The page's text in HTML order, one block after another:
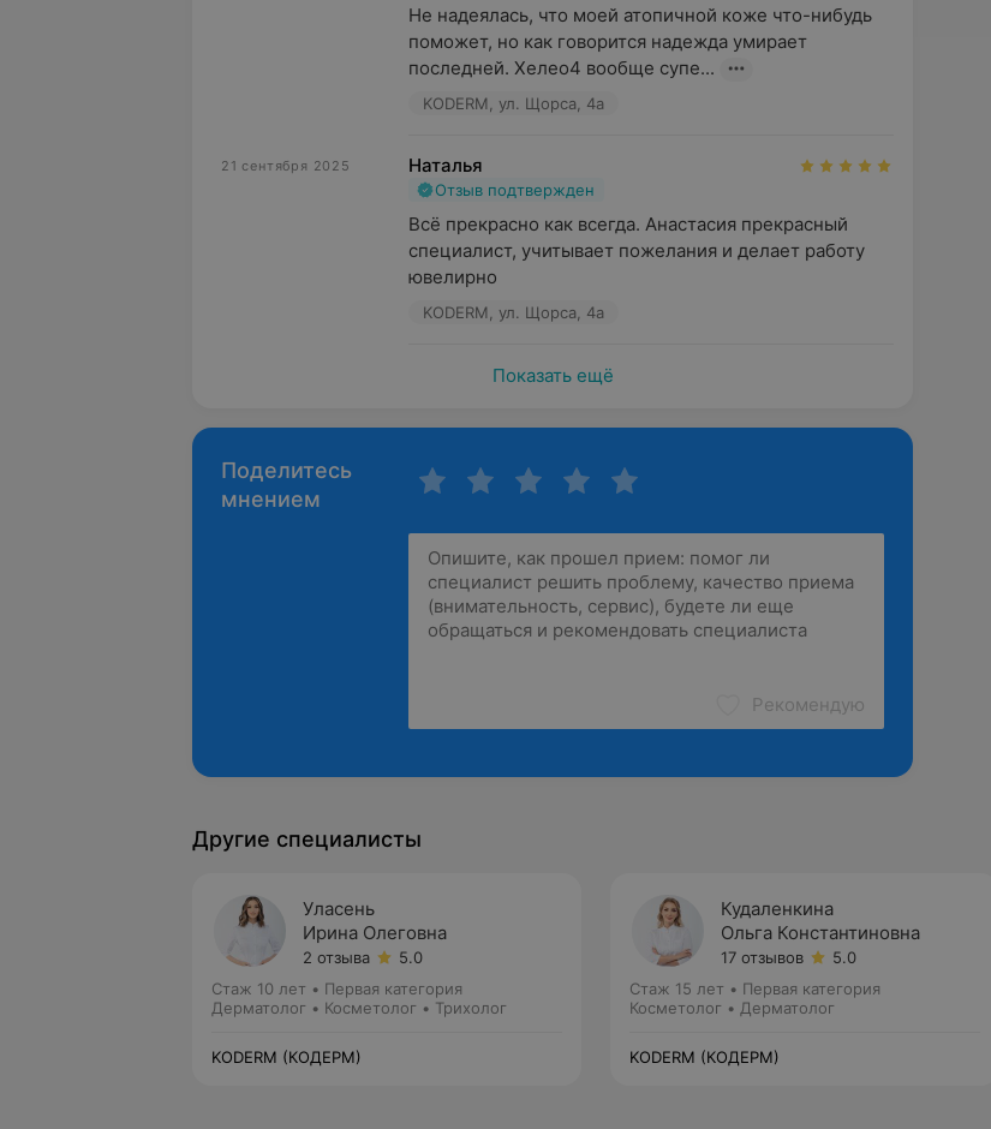
Не надеялась, что моей атопичной коже что-нибудь
поможет, но как говорится надежда умирает
последней. Хелео4 вообще супе...
KODERM, ул. Щорса, 4а
21 сентября 2025 Наталья
Отзыв подтвержден
Всё прекрасно как всегда. Анастасия прекрасный
специалист, учитывает пожелания и делает работу
ювелирно
KODERM, ул. Щорса, 4а
Показать ещё
Поделитесь
мнением
Рекомендую
Другие специалисты
Уласень
Ирина Олеговна
2 отзыва
5.0
Стаж 10 лет • Первая категория
Дерматолог • Косметолог • Трихолог
KODERM (КОДЕРМ)
Кудаленкина
Ольга Константиновна
17 отзывов
5.0
Стаж 15 лет • Первая категория
Косметолог • Дерматолог
KODERM (КОДЕРМ)